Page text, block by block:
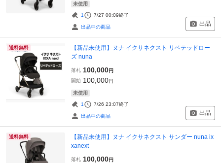
未使用
1 7/27 00:09終了
出品中の商品 出品
送料無料
【新品未使用】ヌナ イクサネクスト リベテッドロー
ズ nuna
落札 100,000円
開始 100,000円
未使用
1 7/26 23:07終了
出品中の商品 出品
送料無料
【新品未使用】ヌナ イクサネクスト サンダー nuna ix
xanext
落札 100,000円